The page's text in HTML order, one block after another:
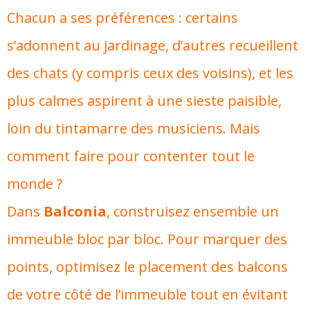
Chacun a ses préférences : certains
s’adonnent au jardinage, d’autres recueillent
des chats (y compris ceux des voisins), et les
plus calmes aspirent à une sieste paisible,
loin du tintamarre des musiciens. Mais
comment faire pour contenter tout le
monde ?
Dans Balconia, construisez ensemble un
immeuble bloc par bloc. Pour marquer des
points, optimisez le placement des balcons
de votre côté de l’immeuble tout en évitant